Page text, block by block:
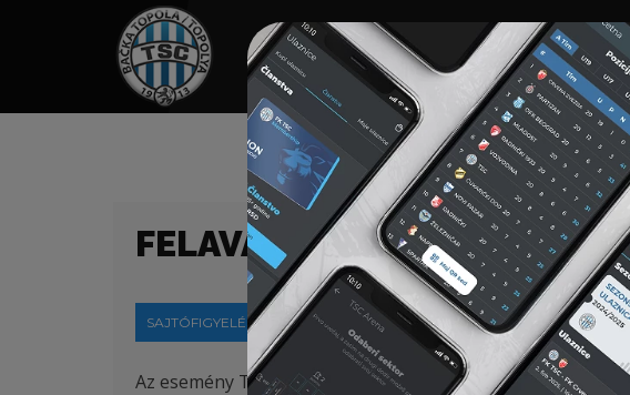
HOME TÁMOGATÓK NEWS GALÉRIA „A” CSAPAT
FELAVATTÁK A TSC
SAJTÓFIGYELÉS 2021-09-03
Az esemény TSC akadémistáinak performanszával